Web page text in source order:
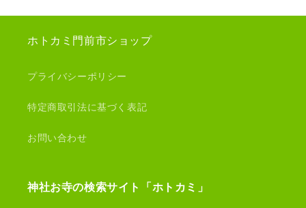
ホトカミ門前市ショップ
プライバシーポリシー
特定商取引法に基づく表記
お問い合わせ
神社お寺の検索サイト「ホトカミ」